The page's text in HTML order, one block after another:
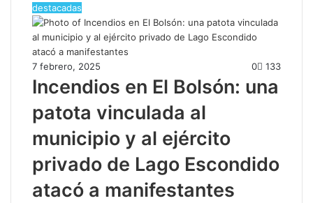
destacadas
7 febrero, 2025 0 133
Incendios en El Bolsón: una
patota vinculada al
municipio y al ejército
privado de Lago Escondido
atacó a manifestantes